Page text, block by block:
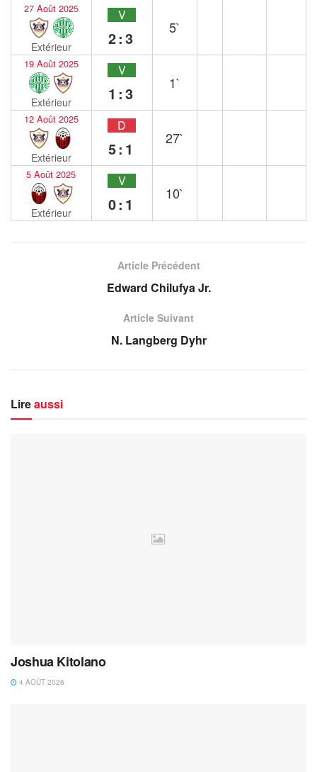
27 Août 2025
Extérieur
V
2:3
5`
19 Août 2025
Extérieur
V
1:3
1`
12 Août 2025
Extérieur
D
5:1
27`
5 Août 2025
Extérieur
V
0:1
10`
Article Précédent
Edward Chilufya Jr.
Article Suivant
N. Langberg Dyhr
Lireaussi
Joshua Kitolano
4 AOÛT 2026